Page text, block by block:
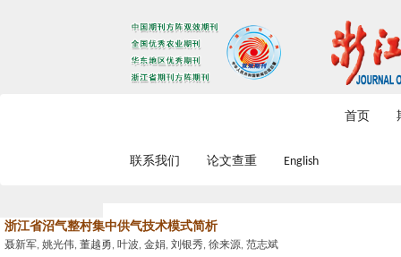
首页
联系我们 论文查重 English
浙江省沼气整村集中供气技术模式简析
聂新军, 姚光伟, 董越勇, 叶波, 金娟, 刘银秀, 徐来源, 范志斌